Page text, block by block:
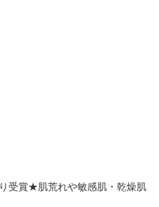
受賞★肌荒れや敏感肌・乾燥肌